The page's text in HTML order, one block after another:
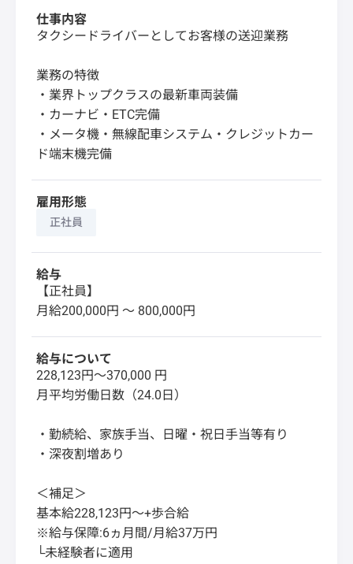
仕事内容
タクシードライバーとしてお客様の送迎業務
業務の特徴
・業界トップクラスの最新車両装備
・カーナビ・ETC完備
・メータ機・無線配車システム・クレジットカー
ド端末機完備
雇用形態
正社員
給与
【正社員】
月給200,000円 〜 800,000円
給与について
228,123円～370,000 円
月平均労働日数（24.0日）
・勤続給、家族手当、日曜・祝日手当等有り
・深夜割増あり
＜補足＞
基本給228,123円～+歩合給
※給与保障:6ヵ月間/月給37万円
└未経験者に適用